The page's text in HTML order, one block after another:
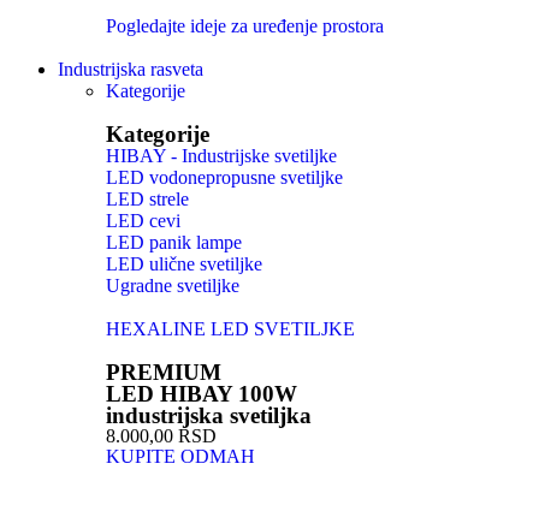
Pogledajte ideje za uređenje prostora
Industrijska rasveta
Kategorije
Kategorije
HIBAY - Industrijske svetiljke
LED vodonepropusne svetiljke
LED strele
LED cevi
LED panik lampe
LED ulične svetiljke
Ugradne svetiljke
HEXALINE LED SVETILJKE
PREMIUM
LED HIBAY 100W
industrijska svetiljka
8.000,00 RSD
KUPITE ODMAH